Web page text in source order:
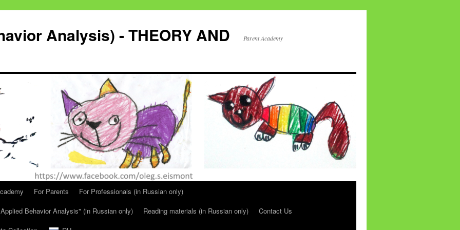
Analysis) - THEORY AND
Parent Academy
For Parents
For Professionals (in Russian only)
Behavior Analysis" (in Russian only)
Reading materials (in Russian only)
Contact Us